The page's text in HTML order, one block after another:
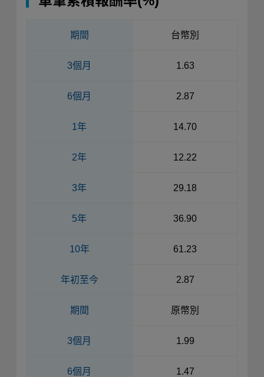
期間 台幣別
3個月 1.63
6個月 2.87
1年 14.70
2年 12.22
3年 29.18
5年 36.90
10年 61.23
年初至今 2.87
期間 原幣別
3個月 1.99
6個月 1.47